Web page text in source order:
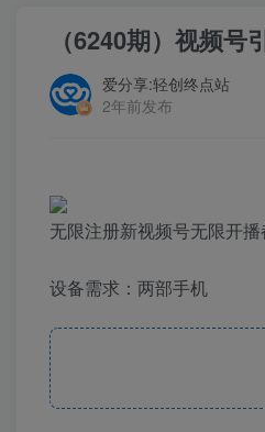
（6240期）视频
爱分享:轻创终点站
2年前发布
无限注册新视频号无限开
设备需求：两部手机